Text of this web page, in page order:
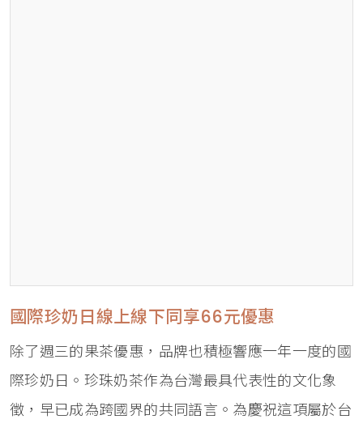
國際珍奶日線上線下同享66元優惠
除了週三的果茶優惠，品牌也積極響應一年一度的國
際珍奶日。珍珠奶茶作為台灣最具代表性的文化象
徵，早已成為跨國界的共同語言。為慶祝這項屬於台